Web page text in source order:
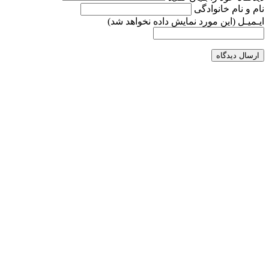
نام و نام خانوادگی
ایـمیـل (این مورد نمایش داده نخواهد شد)
ارسال دیدگاه